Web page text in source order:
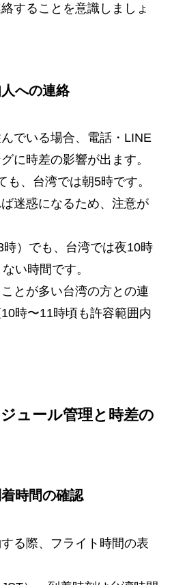
することを意識しましょ
への連絡
でいる場合、電話・LINE
に時差の影響が出ます。
も、台湾では朝5時です。
迷惑になるため、注意が
）でも、台湾では夜10時
い時間です。
とが多い台湾の方との連
時〜11時頃も許容範囲内
ュール管理と時差の
時間の確認
る際、フライト時間の表